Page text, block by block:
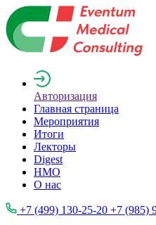
Авторизация
Главная страница
Мероприятия
Итоги
Лекторы
Digest
НМО
О нас
+7 (499) 130-25-20 +7 (985)